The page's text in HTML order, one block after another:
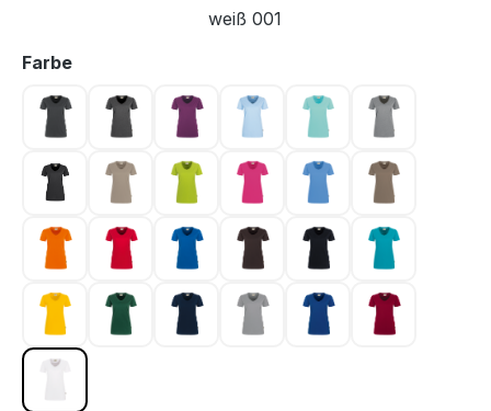
weiß 001
Farbeauswählen
anthrazit 028anthrazit meliert 328
aubergine 118eisblau 020eisgrün 059grau meliert
karbongrau 064
khaki 080kiwi 040 magenta 122malibublau 041
nougat 128
orange 027rot 002 royalblau 010schokolade 022
schwarz 005smaragd 012
sonne 035tanne 072tinte 034 titan 043 ultramarinblau 129
weinrot 017
weiß 001